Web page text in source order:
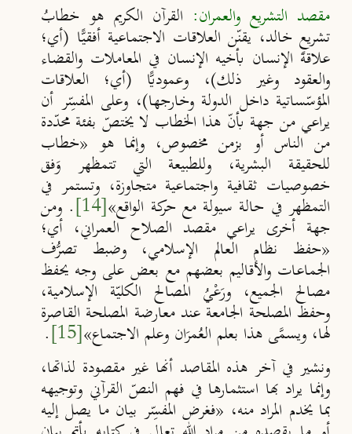
مقصد التشريع والعمران: القرآن الكريم هو خطابُ
تشريعٍ خالد، يقنّن العلاقات الاجتماعية أفقيًّا (أي؛
علاقة الإنسان بأخيه الإنسان في المعاملات والقضاء
والعقود وغير ذلك)، وعموديًّا (أي؛ العلاقات
المؤسّساتية داخل الدولة وخارجها)، وعلى المفسِّر أن
يراعي من جهة بأنّ هذا الخطاب لا يختصّ بفئة محدّدة
من الناس أو بزمن مخصوص، وإنما هو «خطاب
للحقيقة البشرية، وللطبيعة التي تتمظهر وَفق
خصوصيات ثقافية واجتماعية متجاوزة، وتستمر في
التمظهر في حالة سيولة مع حركة الواقع»
[14] . ومن
جهة أخرى يراعي مقصد الصلاح العمراني، أي؛
«حفظ نظام العالم الإسلامي، وضبط تصرُّف
الجماعات والأقاليم بعضهم مع بعض على وجه يحفظ
مصالح الجميع، ورَعْيُ المصالح الكليّة الإسلامية،
وحفظ المصلحة الجامعة عند معارضة المصلحة القاصرة
لها، ويسمَّى هذا بعلم العُمرَان وعلم الاجتماع»
[15]
.
ونشير في آخر هذه المقاصد أنها غير مقصودة لذاتها،
وإنما يراد بها استثمارها في فهم النصّ القرآني وتوجيهه
بما يخدم المراد منه، «‌فغرض ‌المفسِّر ‌بيان ‌ما ‌يصل ‌إليه